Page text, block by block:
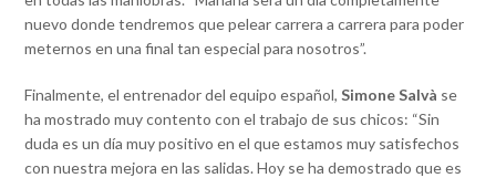
nuevo donde tendremos que pelear carrera a carrera para poder
meternos en una final tan especial para nosotros”.
Finalmente, el entrenador del equipo español,Simone Salvà se
ha mostrado muy contento con el trabajo de sus chicos: “Sin
duda es un día muy positivo en el que estamos muy satisfechos
con nuestra mejora en las salidas. Hoy se ha demostrado que es